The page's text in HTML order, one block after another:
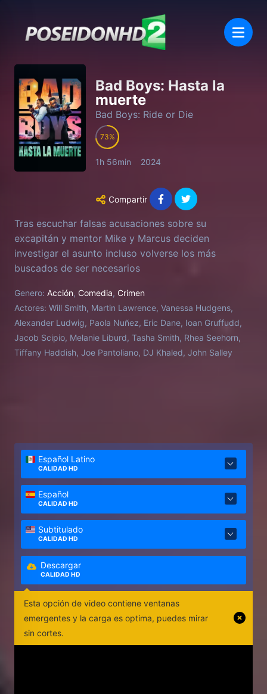
Bad Boys: Hasta la
muerte
Bad Boys: Ride or Die
73
1h 56min 2024
Compartir
Tras escuchar falsas acusaciones sobre su
excapitán y mentor Mike y Marcus deciden
investigar el asunto incluso volverse los más
buscados de ser necesarios
Genero: Acción, Comedia, Crimen
Actores: Will Smith, Martin Lawrence, Vanessa Hudgens,
Alexander Ludwig, Paola Nuñez, Eric Dane, Ioan Gruffudd,
Jacob Scipio, Melanie Liburd, Tasha Smith, Rhea Seehorn,
Tiffany Haddish, Joe Pantoliano, DJ Khaled, John Salley
Español Latino
CALIDAD HD
Español
CALIDAD HD
Subtitulado
CALIDAD HD
Descargar
CALIDAD HD
Esta opción de video contiene ventanas
emergentes y la carga es optima, puedes mirar
sin cortes.